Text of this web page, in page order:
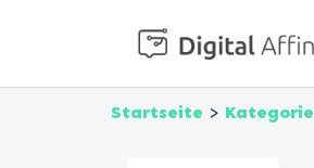
Startseite > Kategorie